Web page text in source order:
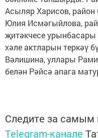
Асыляр Харисов,
Юлия Исмәгыйлова,
җитәкчесе
хәле актларын теркәү
Вәлишина, уллары
белән Рәйсә апага
Следите за
Telegram-канале